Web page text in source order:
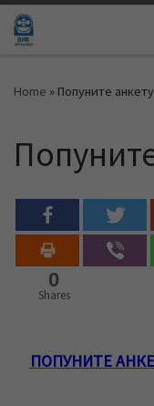
Skip to content
Home » Попуните анкету
0
Shares
ПОПУНИТЕ